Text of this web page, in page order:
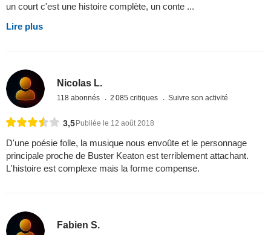
un court c'est une histoire complète, un conte ...
Lire plus
Nicolas L.
118 abonnés 2 085 critiques Suivre son activité
3,5Publiée le 12 août 2018
D'une poésie folle, la musique nous envoûte et le personnage
principale proche de Buster Keaton est terriblement attachant.
L'histoire est complexe mais la forme compense.
Fabien S.